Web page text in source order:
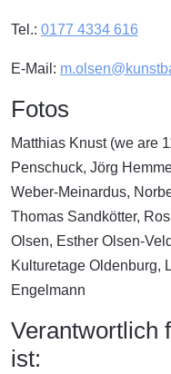
Tel.: 0177 4334 616
E-Mail:
Fotos
Matthias Knust (we are
Penschuck, Jörg
Weber-Meinardus,
Thomas Sandkötter,
Olsen, Esther Olsen-
Kulturetage Oldenburg,
Engelmann
Verantwortlich
ist: